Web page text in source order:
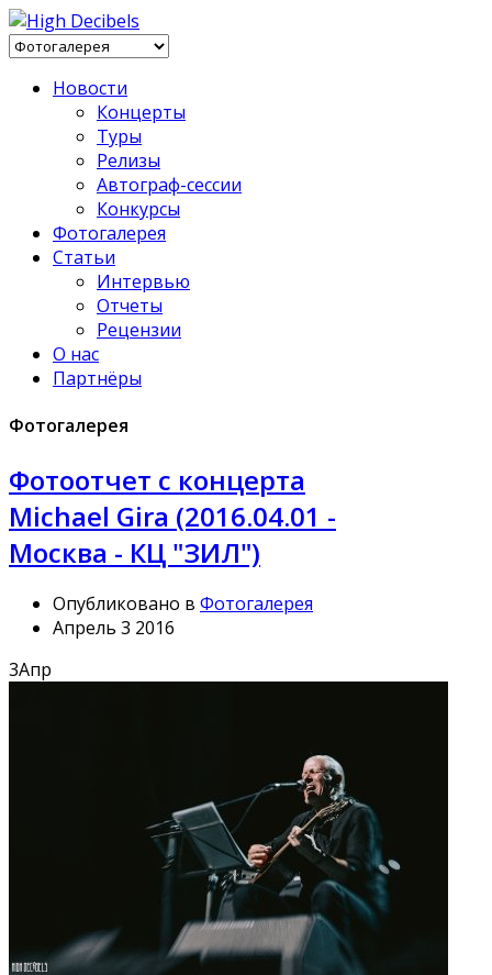
Новости
Концерты
Туры
Релизы
Автограф-сессии
Конкурсы
Фотогалерея
Статьи
Интервью
Отчеты
Рецензии
О нас
Партнёры
Фотогалерея
Фотоотчет с концерта
Michael Gira (2016.04.01 -
Москва - КЦ "ЗИЛ")
Опубликовано в Фотогалерея
Апрель 3 2016
3Апр